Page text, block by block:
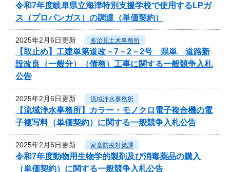
令和7年度岐阜県立海津特別支援学校で使用するLPガ
ス（プロパンガス）の調達（単価契約）
2025年2月6日更新 多治見土木事務所
【取止め】工建単第道改－7－2－2号 県単 道路新
設改良（一般分）（債務）工事に関する一般競争入札
公告
2025年2月6日更新 流域浄水事務所
【流域浄水事務所】カラー・モノクロ電子複合機の電
子複写料（単価契約）に関する一般競争入札公告
2025年2月6日更新 家畜防疫対策課
令和7年度動物用生物学的製剤及び消毒薬品の購入
（単価契約）に関する一般競争入札公告